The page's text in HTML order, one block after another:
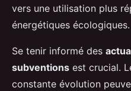
vers une utilisation plus
énergétiques écologiques.
Se tenir informé des
subventions est crucial.
constante évolution